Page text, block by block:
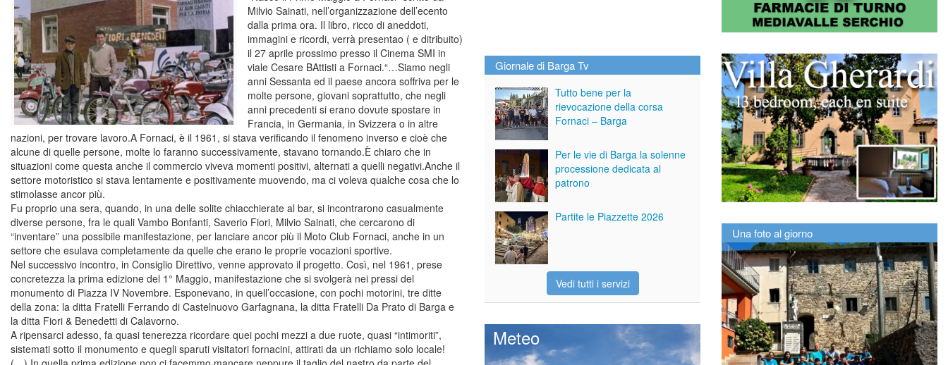
Milvio Sainati, nell’organizzazione dell’ecento
dalla prima ora. Il libro, ricco di aneddoti,
immagini e ricordi, verrà presentao ( e ditribuito)
il 27 aprile prossimo presso il Cinema SMI in
viale Cesare BAttisti a Fornaci.“…Siamo negli
anni Sessanta ed il paese ancora soffriva per le
molte persone, giovani soprattutto, che negli
anni precedenti si erano dovute spostare in
Francia, in Germania, in Svizzera o in altre
nazioni, per trovare lavoro.A Fornaci, è il 1961, si stava verificando il fenomeno inverso e cioè che
alcune di quelle persone, molte lo faranno successivamente, stavano tornando.È chiaro che in
situazioni come questa anche il commercio viveva momenti positivi, alternati a quelli negativi.Anche il
settore motoristico si stava lentamente e positivamente muovendo, ma ci voleva qualche cosa che lo
stimolasse ancor più.
Fu proprio una sera, quando, in una delle solite chiacchierate al bar, si incontrarono casualmente
diverse persone, fra le quali Vambo Bonfanti, Saverio Fiori, Milvio Sainati, che cercarono di
“inventare” una possibile manifestazione, per lanciare ancor più il Moto Club Fornaci, anche in un
settore che esulava completamente da quelle che erano le proprie vocazioni sportive.
Nel successivo incontro, in Consiglio Direttivo, venne approvato il progetto. Così, nel 1961, prese
concretezza la prima edizione del 1° Maggio, manifestazione che si svolgerà nei pressi del
monumento di Piazza IV Novembre. Esponevano, in quell’occasione, con pochi motorini, tre ditte
della zona: la ditta Fratelli Ferrando di Castelnuovo Garfagnana, la ditta Fratelli Da Prato di Barga e
la ditta Fiori & Benedetti di Calavorno.
A ripensarci adesso, fa quasi tenerezza ricordare quei pochi mezzi a due ruote, quasi “intimoriti”,
sistemati sotto il monumento e quegli sparuti visitatori fornacini, attirati da un richiamo solo locale!
Giornale di Barga Tv
Tutto bene per la
rievocazione della corsa
Fornaci – Barga
Per le vie di Barga la solenne
processione dedicata al
patrono
Partite le Piazzette 2026
Vedi tutti i servizi
Meteo
Una foto al giorno